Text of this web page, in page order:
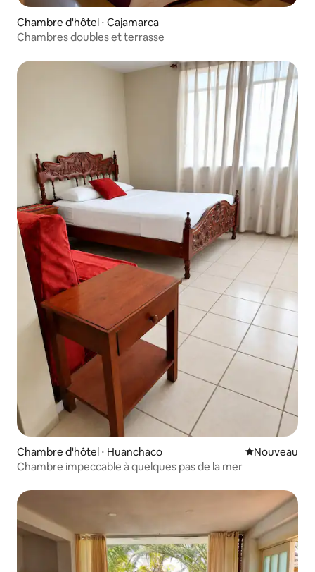
Chambre d'hôtel ⋅ Cajamarca
Chambres doubles et terrasse
Chambre d'hôtel ⋅ Huanchaco Nouvel
Nouveau
Chambre impeccable à quelques pas de la mer